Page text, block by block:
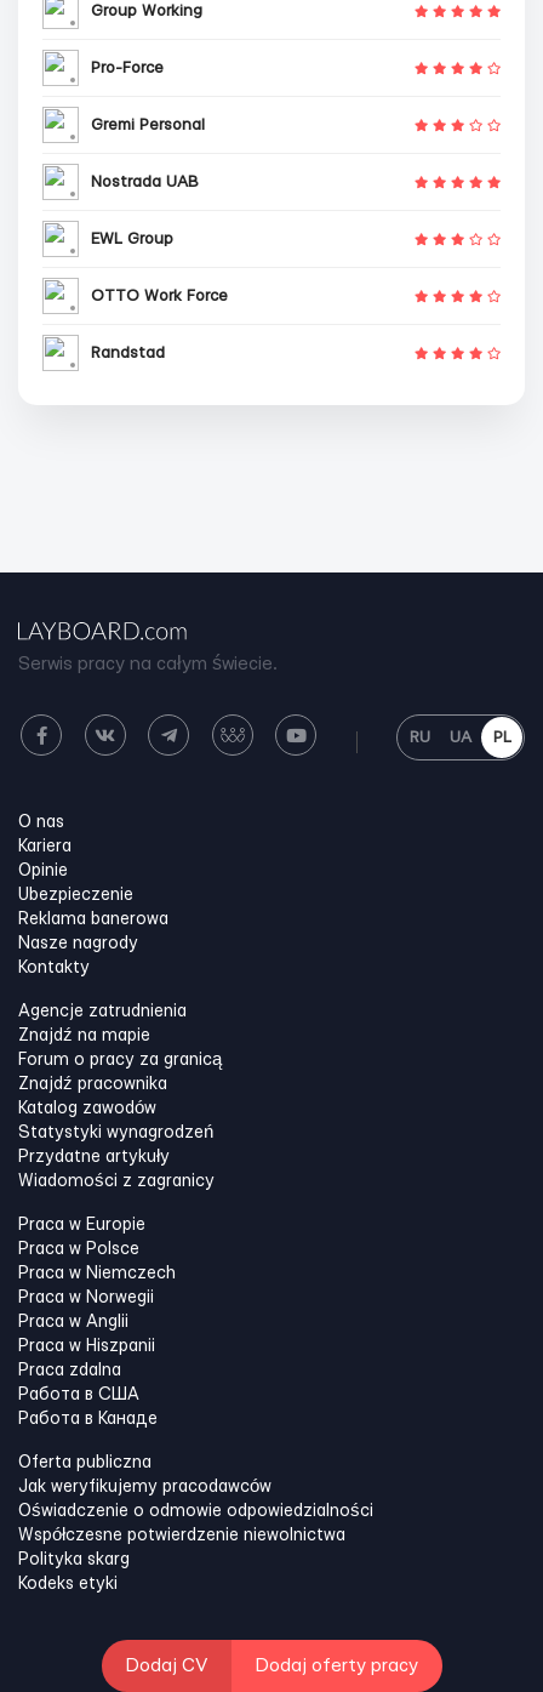
Group Working
Pro-Force
Gremi Personal
Nostrada UAB
EWL Group
OTTO Work Force
Randstad
Serwis pracy na całym świecie.
RU UA PL
O nas
Kariera
Opinie
Ubezpieczenie
Reklama banerowa
Nasze nagrody
Kontakty
Agencje zatrudnienia
Znajdź na mapie
Forum o pracy za granicą
Znajdź pracownika
Katalog zawodów
Statystyki wynagrodzeń
Przydatne artykuły
Wiadomości z zagranicy
Praca w Europie
Praca w Polsce
Praca w Niemczech
Praca w Norwegii
Praca w Anglii
Praca w Hiszpanii
Praca zdalna
Работа в США
Работа в Канадe
Oferta publiczna
Jak weryfikujemy pracodawców
Oświadczenie o odmowie odpowiedzialności
Współczesne potwierdzenie niewolnictwa
Polityka skarg
Kodeks etyki
Dodaj CV Dodaj oferty pracy